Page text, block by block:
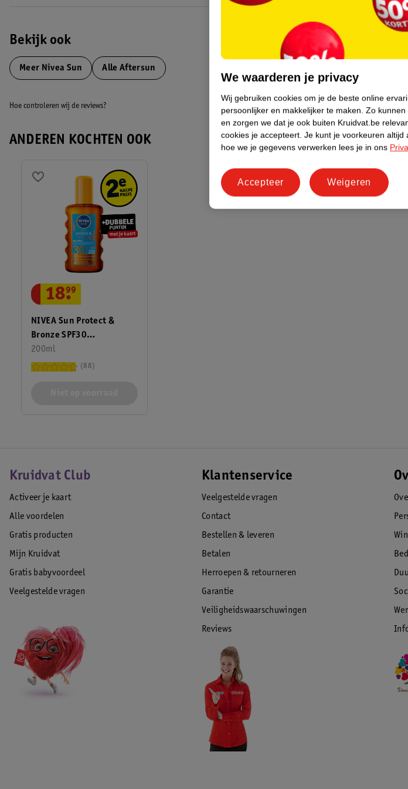
• Huidvriendelijkheid dermatologisch getest: met biologische aloë vera, vitamine E en hyaluron, specifiek
**In vitro getest
EAN code:4005900717191,4005900120083
Bekijk ook
Meer Nivea Sun Alle Aftersun
Hoe controleren wij de reviews?
ANDEREN KOCHTEN OOK
NIVEA Sun Protect &
Bronze SPF30
Zonnebrandolie Spray
200ml
18.
99
88
Kruidvat Club
Activeer je kaart
Alle voordelen
Gratis producten
Mijn Kruidvat
Gratis babyvoordeel
Veelgestelde vragen
Klantenservice
Veelgestelde vragen
Contact
Bestellen & leveren
Betalen
Herroepen & retourneren
Garantie
Veiligheidswaarschuwingen
Reviews
We waarderen je privacy
Wij gebruiken cookies om je de beste online
persoonlijker en makkelijker te maken. Zo kunnen
en zorgen we dat je ook buiten Kruidvat.be
cookies je accepteert. Je kunt je voorkeuren altijd
hoe we je gegevens verwerken lees je in ons
Weigeren
Accepteer